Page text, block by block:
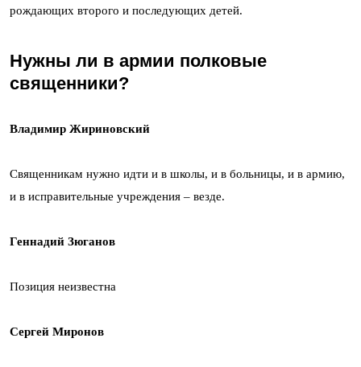
рождающих второго и последующих детей.
Нужны ли в армии полковые
священники?
Владимир Жириновский
Священникам нужно идти и в школы, и в больницы, и в армию,
и в исправительные учреждения – везде.
Геннадий Зюганов
Позиция неизвестна
Сергей Миронов